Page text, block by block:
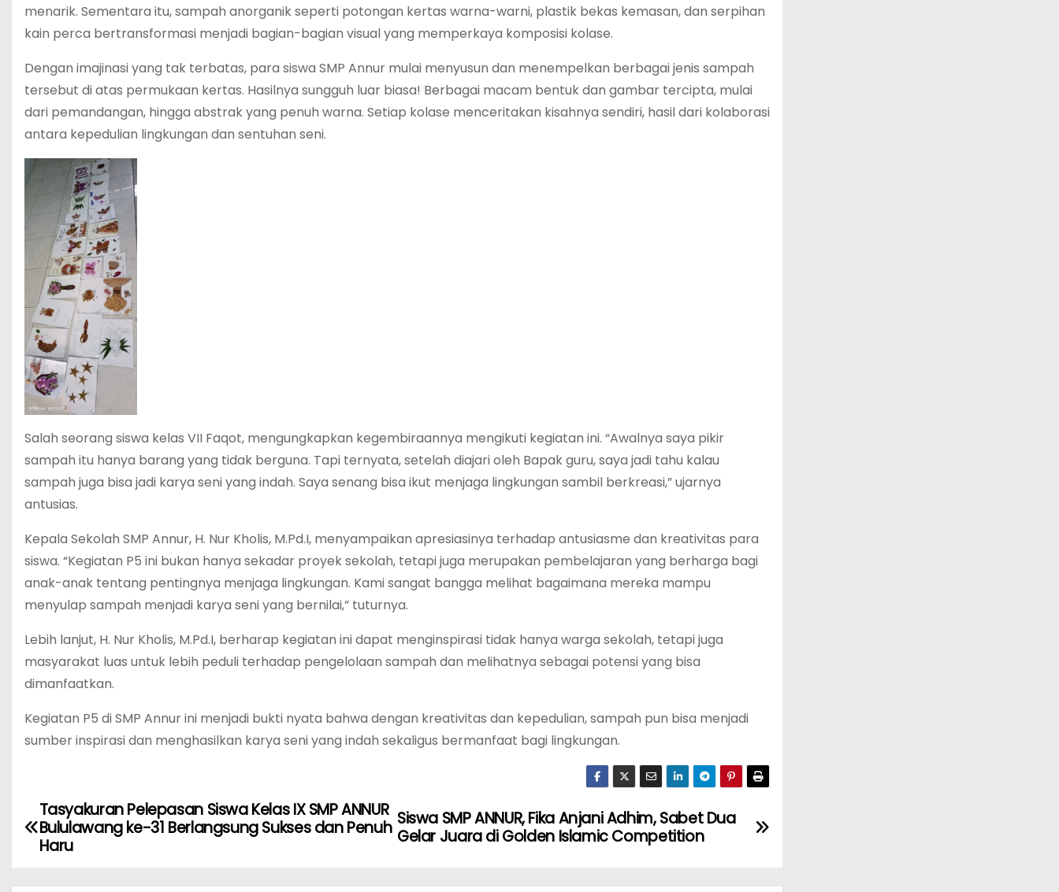
menarik. Sementara itu, sampah anorganik seperti potongan kertas warna-warni, plastik bekas kemasan, dan serpihan
kain perca bertransformasi menjadi bagian-bagian visual yang memperkaya komposisi kolase.
Dengan imajinasi yang tak terbatas, para siswa SMP Annur mulai menyusun dan menempelkan berbagai jenis sampah
tersebut di atas permukaan kertas. Hasilnya sungguh luar biasa! Berbagai macam bentuk dan gambar tercipta, mulai
dari pemandangan, hingga abstrak yang penuh warna. Setiap kolase menceritakan kisahnya sendiri, hasil dari kolaborasi
antara kepedulian lingkungan dan sentuhan seni.
Salah seorang siswa kelas VII Faqot, mengungkapkan kegembiraannya mengikuti kegiatan ini. “Awalnya saya pikir
sampah itu hanya barang yang tidak berguna. Tapi ternyata, setelah diajari oleh Bapak guru, saya jadi tahu kalau
sampah juga bisa jadi karya seni yang indah. Saya senang bisa ikut menjaga lingkungan sambil berkreasi,” ujarnya
antusias.
Kepala Sekolah SMP Annur, H. Nur Kholis, M.Pd.I, menyampaikan apresiasinya terhadap antusiasme dan kreativitas para
siswa. “Kegiatan P5 ini bukan hanya sekadar proyek sekolah, tetapi juga merupakan pembelajaran yang berharga bagi
anak-anak tentang pentingnya menjaga lingkungan. Kami sangat bangga melihat bagaimana mereka mampu
menyulap sampah menjadi karya seni yang bernilai,” tuturnya.
Lebih lanjut, H. Nur Kholis, M.Pd.I, berharap kegiatan ini dapat menginspirasi tidak hanya warga sekolah, tetapi juga
masyarakat luas untuk lebih peduli terhadap pengelolaan sampah dan melihatnya sebagai potensi yang bisa
dimanfaatkan.
Kegiatan P5 di SMP Annur ini menjadi bukti nyata bahwa dengan kreativitas dan kepedulian, sampah pun bisa menjadi
sumber inspirasi dan menghasilkan karya seni yang indah sekaligus bermanfaat bagi lingkungan.
N
v
Siswa SMP ANNUR, Fika Anjani Adhim, Sabet Dua
Gelar Juara di Golden Islamic Competition
Tasyakuran Pelepasan Siswa Kelas IX SMP ANNUR
Bululawang ke-31 Berlangsung Sukses dan Penuh
Haru